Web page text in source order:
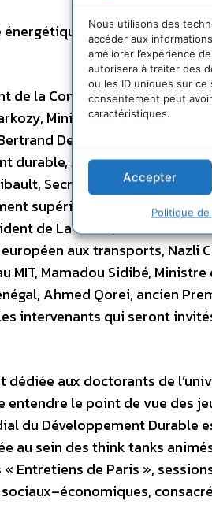
Nous utilisons des
accéder aux
améliorer l’expérience
autorisera à traiter des
ou les ID uniques sur
consentement peut
caractéristiques.
Accepter
Politique
rançons
de la Commission
Ministre d’Etat, Ministre
Delanoé, Maire de Paris,
durable, Jean Arthuis,
Secrétaire général de la
supérieur et à la
de La Poste, Anne-Marie
aux transports, Nazli
MIT, Mamadou Sidibé,
Ahmed Qorei, ancien
intervenants qui seront
aux doctorants de
entendre le point de vue des
du Développement Durable
au sein des think tanks
Entretiens de Paris »,